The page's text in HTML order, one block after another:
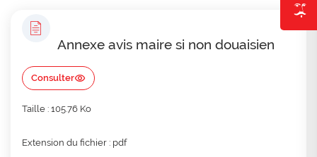
Annexe avis maire si non douaisien
Consulter
Taille : 105.76 Ko
Extension du fichier : pdf